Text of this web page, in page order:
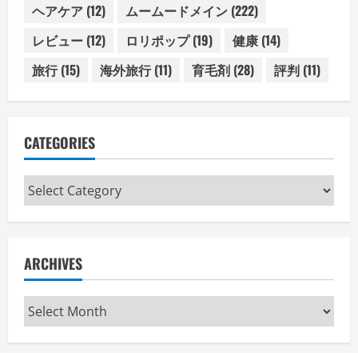
ヘアケア (12) ムームードメイン (222)
レビュー (12) ロリポップ(19) 健康 (14)
旅行(15) 海外旅行(11) 育毛剤 (28) 評判 (11)
CATEGORIES
Categories
ARCHIVES
Archives